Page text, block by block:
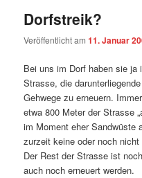
Dorfstreik?
Veröffentlicht am11. Januar
Bei uns im Dorf haben sie ja
Strasse, die
Gehwege zu erneuern.
etwa 800 Meter der Strasse
im Moment eher Sandwüste
zurzeit keine oder noch
Der Rest der Strasse ist
auch noch erneuert werden.